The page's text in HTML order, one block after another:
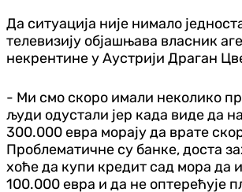
Да ситуација није нимало
телевизију објашњава власник
некрентине у Аустрији Драган
- Ми смо скоро имали неколико
људи одустали јер када виде да
300.000 евра морају да врате
Проблематичне су банке, доста
хоће да купи кредит сад мора да
100.000 евра и да не оптерећује